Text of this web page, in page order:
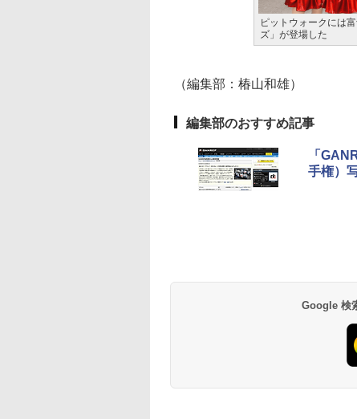
ピットウォークには
ズ」が登場した
（編集部：椿山和雄）
編集部のおすすめ記事
「
手権）
Google 検